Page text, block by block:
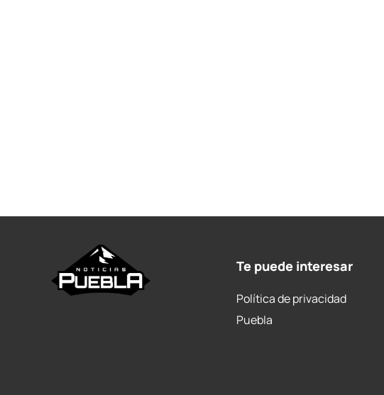
Te puede interesar
Política de privacidad
Puebla